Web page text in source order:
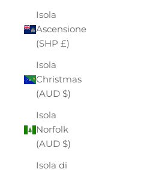
Isola
Ascensione
(SHP £)
Isola
Christmas
(AUD $)
Isola
Norfolk
(AUD $)
Isola di